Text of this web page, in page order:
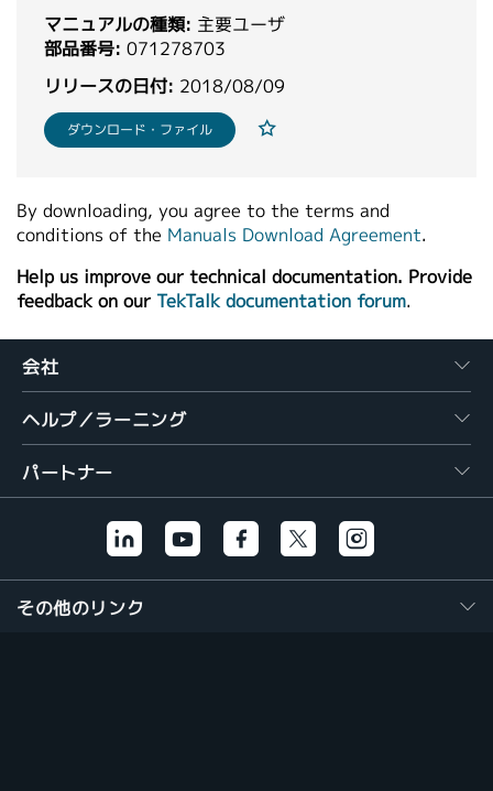
マニュアルの種類: 主要ユーザ
部品番号: 071278703
リリースの日付: 2018/08/09
ダウンロード・ファイル
By downloading, you agree to the terms and
conditions of the Manuals Download Agreement.
Help us improve our technical documentation. Provide
feedback on our TekTalk documentation forum.
会社
ヘルプ／ラーニング
パートナー
その他のリンク